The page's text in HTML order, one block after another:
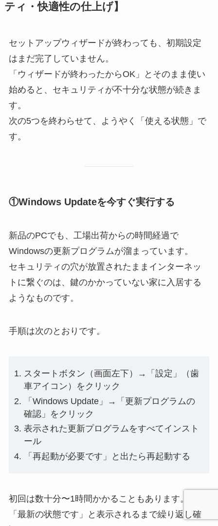
ティ・快適性の仕上げ】
セットアップウィザードが終わっても、初期設定
はまだ完了していません。
「ウィザードが終わったからOK」とそのまま使い
始めると、セキュリティが不十分な状態が続きま
す。
次の5つを終わらせて、ようやく「使える状態」で
す。
①Windows Updateを今すぐ実行する
新品のPCでも、工場出荷からの時間経過で
Windowsの更新プログラムが溜まっています。
セキュリティの穴が放置されたままインターネッ
トに繋ぐのは、鍵のかかっていない家に入居する
ようなものです。
手順は次のとおりです。
スタートボタン（画面左下）→「設定」（歯
車アイコン）をクリック
「Windows Update」→「更新プログラムの
確認」をクリック
表示された更新プログラムをすべてインスト
ール
「再起動が必要です」と出たら再起動する
初回は数十分〜1時間かかることもあります。
「最新の状態です」と表示されるまで繰り返し確